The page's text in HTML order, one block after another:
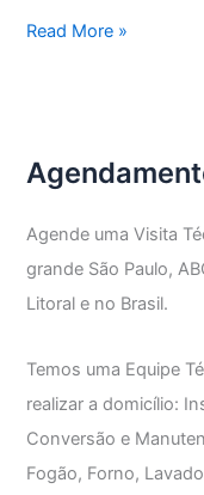
Assistência
Baixo
Read More »
Agende uma Visita
grande São Paulo,
Litoral e no Brasil.
Temos uma Equipe
realizar a domicílio:
Conversão e
Fogão, Forno,